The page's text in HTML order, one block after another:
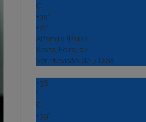
C
+35°
+21°
Altamira (Para)
Sexta-Feira, 07
Ver Previsão de 7 Dias
+36
°
C
+39°